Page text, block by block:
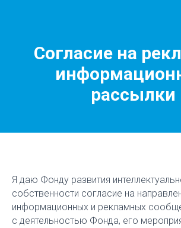
Согласие на
рассылки
Я даю Фонду развития
собственности согласие на
информационных и рекламных
с деятельностью Фонда, его